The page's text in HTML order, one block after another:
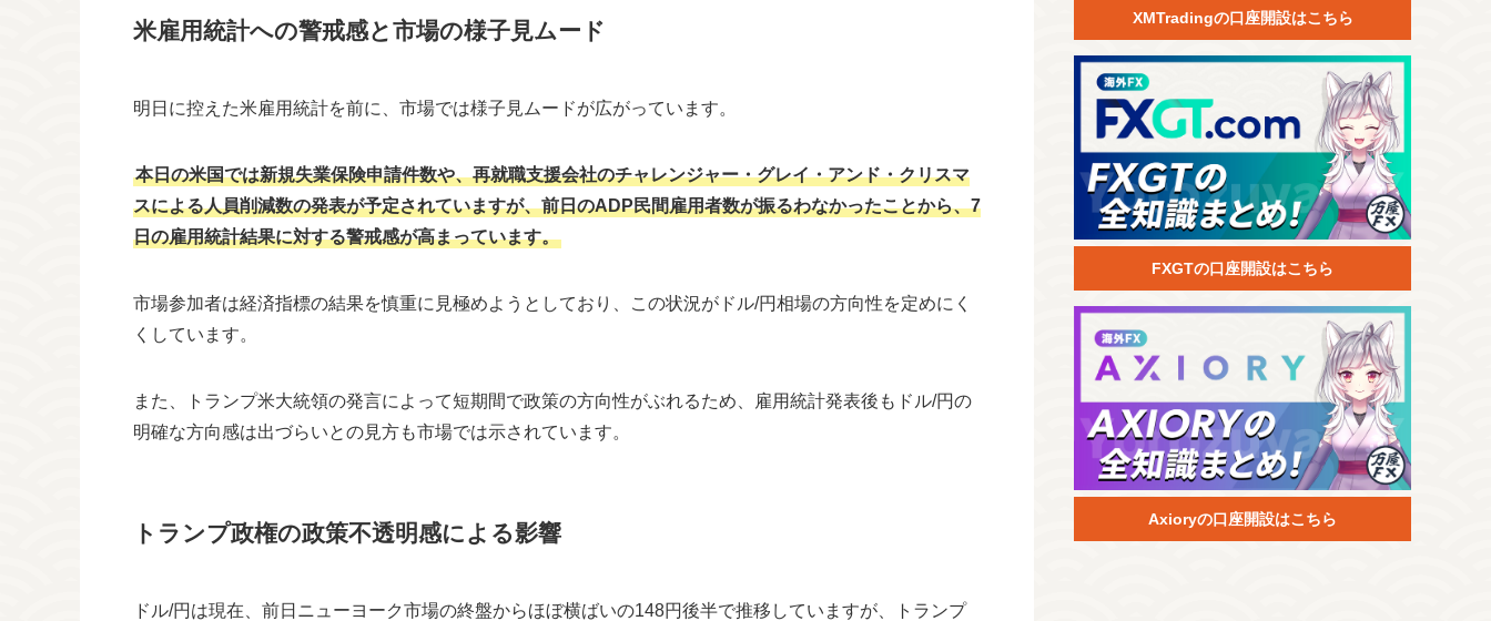
米雇用統計への警戒感と市場の様子見ムード
明日に控えた米雇用統計を前に、市場では様子見ムードが広がっています。
本日の米国では新規失業保険申請件数や、再就職支援会社のチャレンジャー・グレイ・アンド・クリスマ
スによる人員削減数の発表が予定されていますが、前日のADP民間雇用者数が振るわなかったことから、7
日の雇用統計結果に対する警戒感が高まっています。
市場参加者は経済指標の結果を慎重に見極めようとしており、この状況がドル/円相場の方向性を定めにく
くしています。
また、トランプ米大統領の発言によって短期間で政策の方向性がぶれるため、雇用統計発表後もドル/円の
明確な方向感は出づらいとの見方も市場では示されています。
トランプ政権の政策不透明感による影響
ドル/円は現在、前日ニューヨーク市場の終盤からほぼ横ばいの148円後半で推移していますが、トランプ
XMTradingの口座開設はこちら
FXGTの口座開設はこちら
Axioryの口座開設はこちら